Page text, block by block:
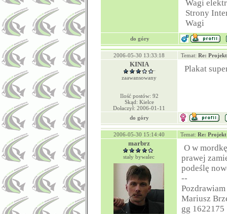
Wagi
Strony
Wagi
do góry
2006-05-30 13:33:18 Temat: Re:
KINIA
zaawansowany
Ilość postów: 92
Skąd: Kielce
Dołaczył: 2006-01-11
Plakat
do góry
2006-05-30 15:14:40 Temat: Re:
marbrz
stały bywalec
O w
prawej
podeślę
--
Pozdrawiam
Mariusz
gg 1622175